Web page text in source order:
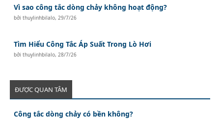
Vì sao công tắc dòng chảy không hoạt động?
bởithuylinhbilalo, 29/7/26
Tìm Hiểu Công Tắc Áp Suất Trong Lò Hơi
bởithuylinhbilalo, 28/7/26
ĐƯỢC QUAN TÂM
Công tắc dòng chảy có bền không?